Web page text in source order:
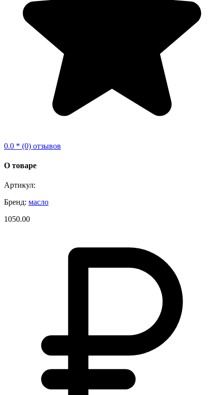
0.0 * (0) отзывов
О товаре
Артикул:
Бренд: масло
1050.00